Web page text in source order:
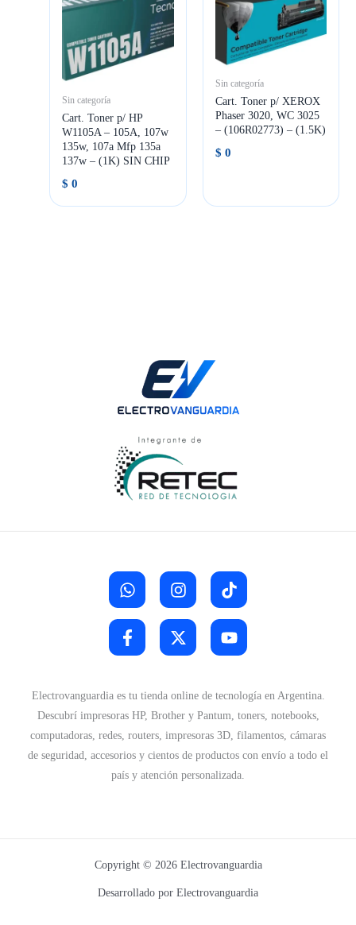
Sin categoría
Cart. Toner p/ HP
W1105A – 105A, 107w
135w, 107a Mfp 135a
137w – (1K) SIN CHIP
$ 0
Sin categoría
Cart. Toner p/ XEROX
Phaser 3020, WC 3025
– (106R02773) – (1.5K)
$ 0
Electrovanguardia es tu tienda online de tecnología en Argentina.
Descubrí impresoras HP, Brother y Pantum, toners, notebooks,
computadoras, redes, routers, impresoras 3D, filamentos, cámaras
de seguridad, accesorios y cientos de productos con envío a todo el
país y atención personalizada.
Copyright © 2026 Electrovanguardia
Desarrollado por Electrovanguardia